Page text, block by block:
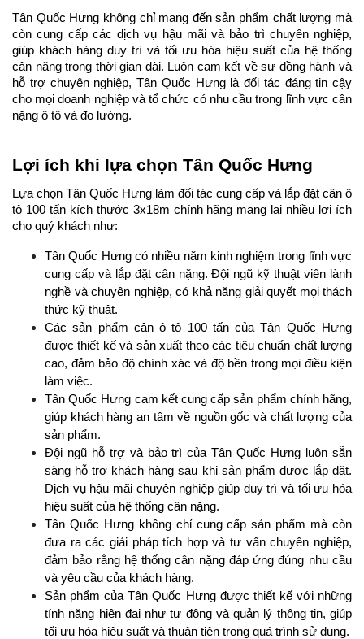
Tân Quốc Hưng không chỉ mang đến sản phẩm chất lượng mà
còn cung cấp các dịch vụ hậu mãi và bảo trì chuyên nghiệp,
giúp khách hàng duy trì và tối ưu hóa hiệu suất của hệ thống
cân nặng trong thời gian dài. Luôn cam kết về sự đồng hành và
hỗ trợ chuyên nghiệp, Tân Quốc Hưng là đối tác đáng tin cậy
cho mọi doanh nghiệp và tổ chức có nhu cầu trong lĩnh vực cân
nặng ô tô và đo lường.
Lợi ích khi lựa chọn Tân Quốc Hưng
Lựa chọn Tân Quốc Hưng làm đối tác cung cấp và lắp đặt cân ô
tô 100 tấn kích thước 3x18m chính hãng mang lại nhiều lợi ích
cho quý khách như:
Tân Quốc Hưng có nhiều năm kinh nghiệm trong lĩnh vực
cung cấp và lắp đặt cân nặng. Đội ngũ kỹ thuật viên lành
nghề và chuyên nghiệp, có khả năng giải quyết mọi thách
thức kỹ thuật.
Các sản phẩm cân ô tô 100 tấn của Tân Quốc Hưng
được thiết kế và sản xuất theo các tiêu chuẩn chất lượng
cao, đảm bảo độ chính xác và độ bền trong mọi điều kiện
làm việc.
Tân Quốc Hưng cam kết cung cấp sản phẩm chính hãng,
giúp khách hàng an tâm về nguồn gốc và chất lượng của
sản phẩm.
Đội ngũ hỗ trợ và bảo trì của Tân Quốc Hưng luôn sẵn
sàng hỗ trợ khách hàng sau khi sản phẩm được lắp đặt.
Dịch vụ hậu mãi chuyên nghiệp giúp duy trì và tối ưu hóa
hiệu suất của hệ thống cân nặng.
Tân Quốc Hưng không chỉ cung cấp sản phẩm mà còn
đưa ra các giải pháp tích hợp và tư vấn chuyên nghiệp,
đảm bảo rằng hệ thống cân nặng đáp ứng đúng nhu cầu
và yêu cầu của khách hàng.
Sản phẩm của Tân Quốc Hưng được thiết kế với những
tính năng hiện đại như tự động và quản lý thông tin, giúp
tối ưu hóa hiệu suất và thuận tiện trong quá trình sử dụng.